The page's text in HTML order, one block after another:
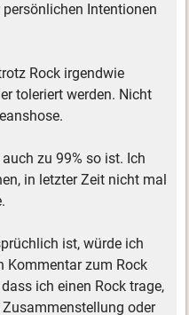
Intentionen
Rock irgendwie
toleriert werden. Nicht
zu 99% so ist. Ich
in letzter Zeit nicht mal
ist, würde ich
Kommentar zum Rock
ich einen Rock trage,
Zusammenstellung oder